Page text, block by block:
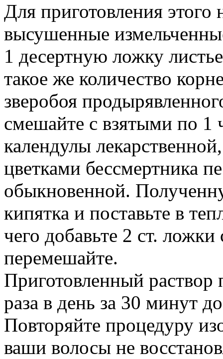
Для приготовления этого
высушенные
1 десертную ложку
такое же количество
зверобоя
смешайте с взятыми по 1
календулы
цветками бессмертника
обыкновенной.
кипятка и поставьте в
чего добавьте 2 ст.
перемешайте.
Приготовленный раствор
раза в день за 30 минут
Повторяйте процедуру
ваши волосы не